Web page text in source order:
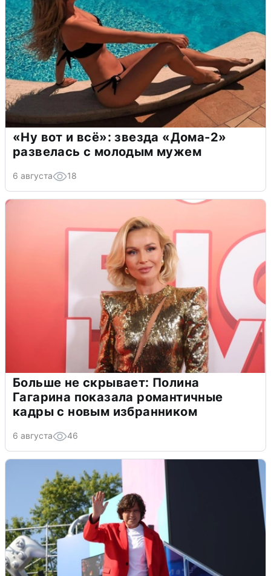
«Ну вот и всё»: звезда «Дома-2»
развелась с молодым мужем
6 августа 18
Больше не скрывает: Полина
Гагарина показала романтичные
кадры с новым избранником
6 августа 46